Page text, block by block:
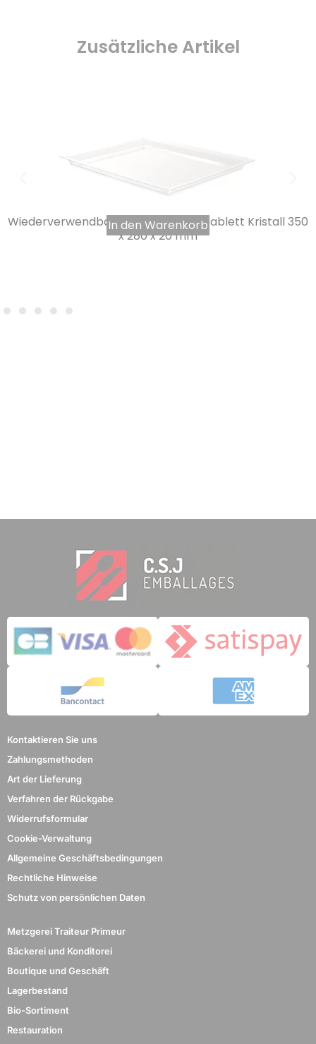
Zusätzliche Artikel
Wiederverwendbares Mignardises-Tablett Kristall 350
x 280 x 20 mm
In den Warenkorb
Kontaktieren Sie uns
Zahlungsmethoden
Art der Lieferung
Verfahren der Rückgabe
Widerrufsformular
Cookie-Verwaltung
Allgemeine Geschäftsbedingungen
Rechtliche Hinweise
Schutz von persönlichen Daten
Metzgerei Traiteur Primeur
Bäckerei und Konditorei
Boutique und Geschäft
Lagerbestand
Bio-Sortiment
Restauration